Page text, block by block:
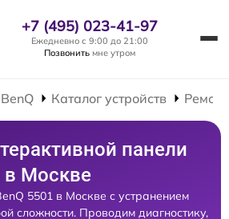
+7 (495) 023-41-97
Ежедневно с 9:00 до 21:00
Позвонить мне утром
Каталог устройств
панели
в Москве
5501 в Москве с устранением
сложности. Проводим диагностику,